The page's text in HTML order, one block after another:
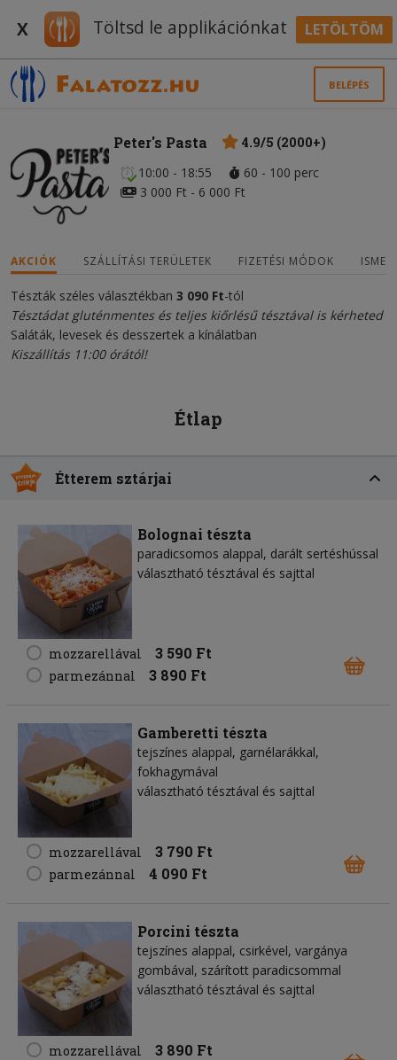
X Töltsd le applikációnkat LETÖLTÖM
BELÉPÉS
Peter's Pasta
4.9/5 (2000+)
10:00 - 18:55
60 - 100 perc
3 000 Ft - 6 000 Ft
AKCIÓK SZÁLLÍTÁSI TERÜLETEK FIZETÉSI MÓDOK
Tészták széles választékban 3 090 Ft-tól
Tésztádat gluténmentes és teljes kiőrlésű tésztával is kérheted
Saláták, levesek és desszertek a kínálatban
Kiszállítás 11:00 órától!
Étlap
Étterem sztárjai
Bolognai tészta
paradicsomos alappal, darált sertéshússal
választható tésztával és sajttal
mozzarellával 3 590 Ft
parmezánnal 3 890 Ft
Gamberetti tészta
tejszínes alappal, garnélarákkal,
fokhagymával
választható tésztával és sajttal
mozzarellával 3 790 Ft
parmezánnal 4 090 Ft
Porcini tészta
tejszínes alappal, csirkével, vargánya
gombával, szárított paradicsommal
választható tésztával és sajttal
mozzarellával 3 890 Ft